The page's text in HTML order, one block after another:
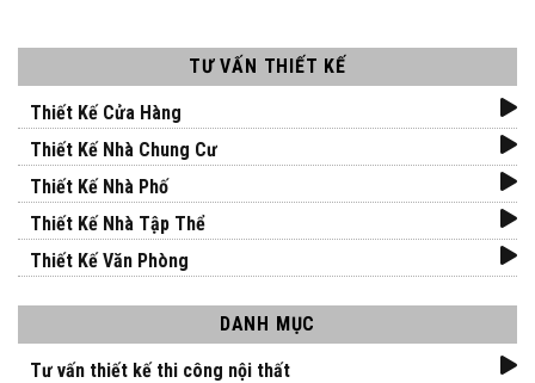
TƯ VẤN THIẾT KẾ
Thiết Kế Cửa Hàng
Thiết Kế Nhà Chung Cư
Thiết Kế Nhà Phố
Thiết Kế Nhà Tập Thể
Thiết Kế Văn Phòng
DANH MỤC
Tư vấn thiết kế thi công nội thất